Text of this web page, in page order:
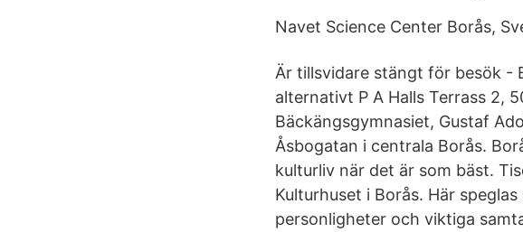
Navet Science Center Borås,
Är tillsvidare stängt för besök -
alternativt P A Halls Terrass 2,
Bäckängsgymnasiet, Gustaf
Åsbogatan i centrala Borås.
kulturliv när det är som bäst.
Kulturhuset i Borås. Här
personligheter och viktiga